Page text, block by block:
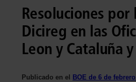
Resoluciones
Dicireg en las
Leon y Cataluña
Publicado en el BOE de 6 de